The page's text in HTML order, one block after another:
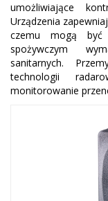
umożliwiające
Urządzenia
czemu mogą być
spożywczym
sanitarnych.
technologii
monitorowanie